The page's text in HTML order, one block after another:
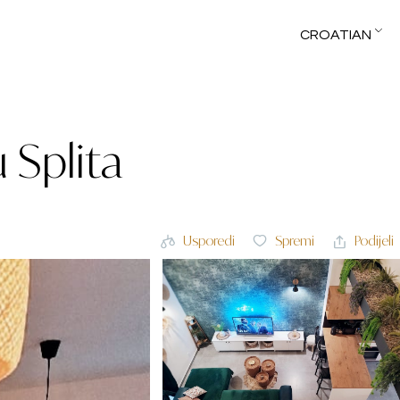
CROATIAN
Usporedi Spremi Podijeli